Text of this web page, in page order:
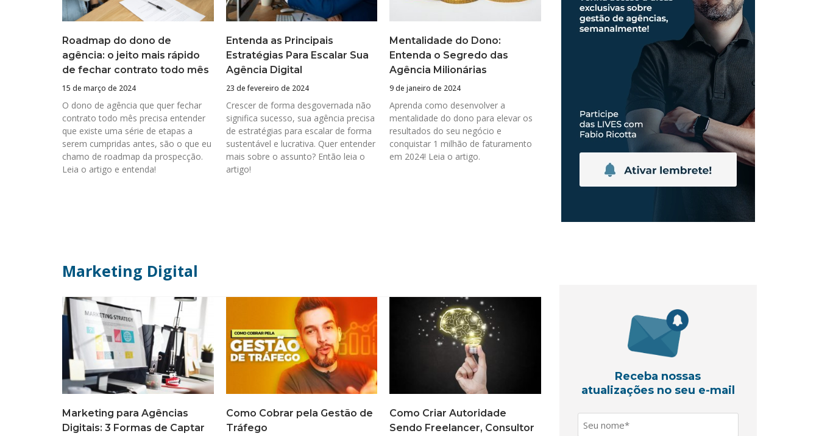
Roadmap do dono de
agência: o jeito mais rápido
de fechar contrato todo mês
15 de março de 2024
O dono de agência que quer fechar
contrato todo mês precisa entender
que existe uma série de etapas a
serem cumpridas antes, são o que eu
chamo de roadmap da prospecção.
Leia o artigo e entenda!
Entenda as Principais
Estratégias Para Escalar Sua
Agência Digital
23 de fevereiro de 2024
Crescer de forma desgovernada não
significa sucesso, sua agência precisa
de estratégias para escalar de forma
sustentável e lucrativa. Quer entender
mais sobre o assunto? Então leia o
artigo!
Mentalidade do Dono:
Entenda o Segredo das
Agência Milionárias
9 de janeiro de 2024
Aprenda como desenvolver a
mentalidade do dono para elevar os
resultados do seu negócio e
conquistar 1 milhão de faturamento
em 2024! Leia o artigo.
Marketing Digital
Marketing para Agências
Digitais: 3 Formas de Captar
Como Cobrar pela Gestão de
Tráfego
Como Criar Autoridade
Sendo Freelancer, Consultor
Receba nossas
atualizações no seu e-mail
Nome